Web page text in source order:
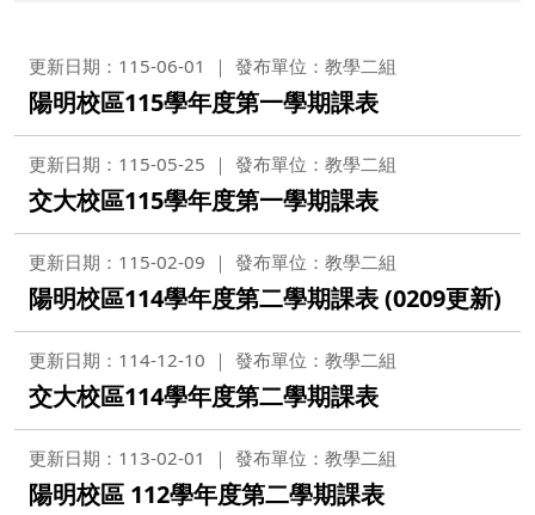
更新日期：115-06-01 發布單位：教學二組
陽明校區115學年度第一學期課表
更新日期：115-05-25 發布單位：教學二組
交大校區115學年度第一學期課表
更新日期：115-02-09 發布單位：教學二組
陽明校區114學年度第二學期課表 (0209更新)
更新日期：114-12-10 發布單位：教學二組
交大校區114學年度第二學期課表
更新日期：113-02-01 發布單位：教學二組
陽明校區 112學年度第二學期課表